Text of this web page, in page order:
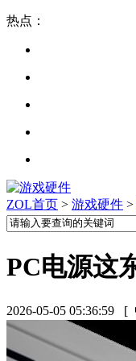
热点：
ZOL首页 > 游戏硬件 >
PC电源这
2026-05-05 05:36:59 [